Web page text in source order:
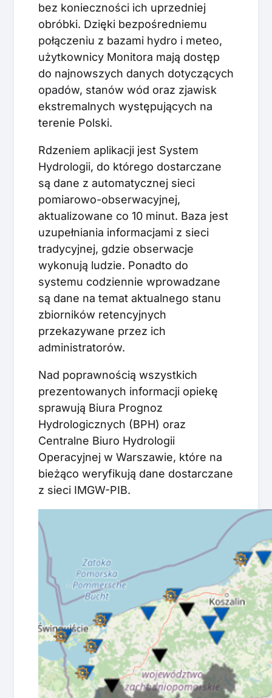
bez konieczności ich uprzedniej
obróbki. Dzięki bezpośredniemu
połączeniu z bazami hydro i meteo,
użytkownicy Monitora mają dostęp
do najnowszych danych dotyczących
opadów, stanów wód oraz zjawisk
ekstremalnych występujących na
terenie Polski.
Rdzeniem aplikacji jest System
Hydrologii, do którego dostarczane
są dane z automatycznej sieci
pomiarowo-obserwacyjnej,
aktualizowane co 10 minut. Baza jest
uzupełniania informacjami z sieci
tradycyjnej, gdzie obserwacje
wykonują ludzie. Ponadto do
systemu codziennie wprowadzane
są dane na temat aktualnego stanu
zbiorników retencyjnych
przekazywane przez ich
administratorów.
Nad poprawnością wszystkich
prezentowanych informacji opiekę
sprawują Biura Prognoz
Hydrologicznych (BPH) oraz
Centralne Biuro Hydrologii
Operacyjnej w Warszawie, które na
bieżąco weryfikują dane dostarczane
z sieci IMGW-PIB.